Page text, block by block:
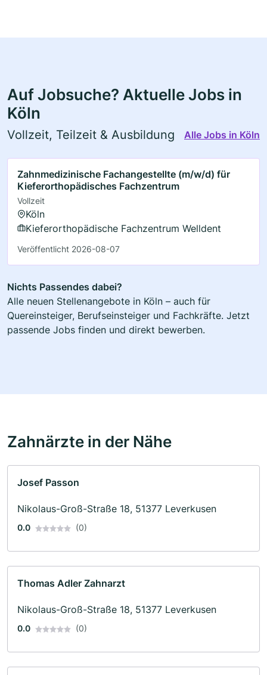
Auf Jobsuche? Aktuelle Jobs in
Köln
Vollzeit, Teilzeit & Ausbildung Alle Jobs in Köln
Zahnmedizinische Fachangestellte (m/w/d) für
Kieferorthopädisches Fachzentrum
Vollzeit
Köln
Kieferorthopädische Fachzentrum Welldent
Veröffentlicht 2026-08-07
Nichts Passendes dabei?
Alle neuen Stellenangebote in Köln – auch für
Quereinsteiger, Berufseinsteiger und Fachkräfte. Jetzt
passende Jobs finden und direkt bewerben.
Zahnärzte in der Nähe
Josef Passon
Nikolaus-Groß-Straße 18, 51377 Leverkusen
0.0 (0)
Thomas Adler Zahnarzt
Nikolaus-Groß-Straße 18, 51377 Leverkusen
0.0 (0)